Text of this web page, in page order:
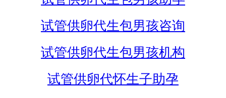
试管供卵代生包男孩咨询
试管供卵代生包男孩机构
试管供卵代怀生子助孕